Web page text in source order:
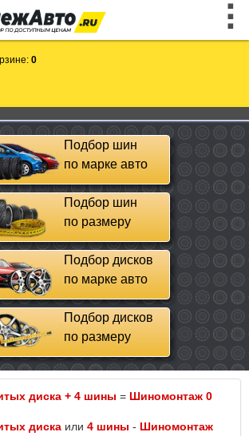
0
Подбор шин
по марке авто
Подбор шин
по размеру
Подбор дисков
по марке авто
Подбор дисков
по размеру
диска + 4 шины = Шиномонтаж 0
диска или 4 шины - Шиномонтаж